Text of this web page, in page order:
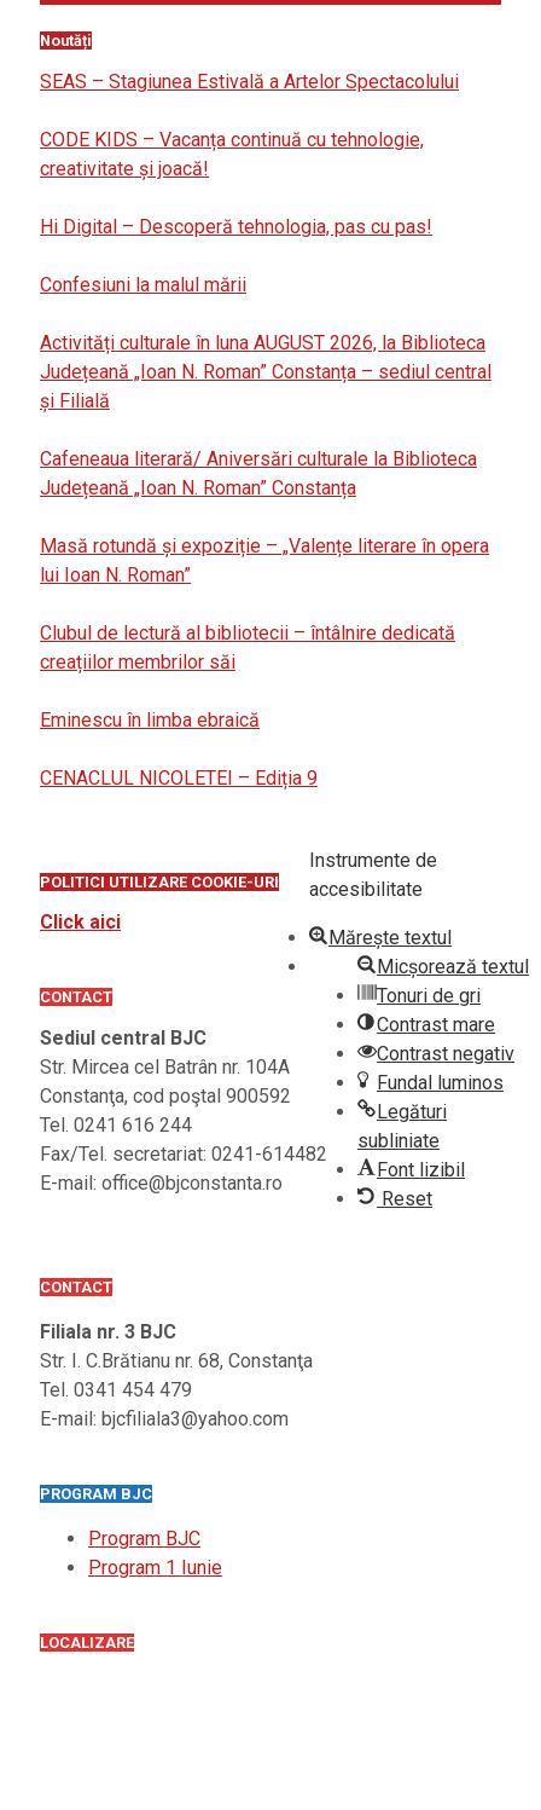
Noutăți
SEAS – Stagiunea Estivală a Artelor Spectacolului
CODE KIDS – Vacanța continuă cu tehnologie,
creativitate și joacă!
Hi Digital – Descoperă tehnologia, pas cu pas!
Confesiuni la malul mării
Activități culturale în luna AUGUST 2026, la Biblioteca
Județeană „Ioan N. Roman” Constanța – sediul central
și Filială
Cafeneaua literară/ Aniversări culturale la Biblioteca
Județeană „Ioan N. Roman” Constanța
Masă rotundă și expoziție – „Valențe literare în opera
lui Ioan N. Roman”
Clubul de lectură al bibliotecii – întâlnire dedicată
creațiilor membrilor săi
Eminescu în limba ebraică
CENACLUL NICOLETEI – Ediția 9
POLITICI UTILIZARE COOKIE-URI
Click aici
CONTACT
Sediul central BJC
Str. Mircea cel Batrân nr. 104A
Constanţa, cod poştal 900592
Tel. 0241 616 244
Fax/Tel. secretariat: 0241-614482
E-mail: office@bjconstanta.ro
CONTACT
Filiala nr. 3 BJC
Str. I. C.Brătianu nr. 68, Constanţa
Tel. 0341 454 479
E-mail: bjcfiliala3@yahoo.com
PROGRAM BJC
Program BJC
Program 1 Iunie
LOCALIZARE
Instrumente de
accesibilitate
Mărește textul
Micșorează textul
Tonuri de gri
Contrast mare
Contrast negativ
Fundal luminos
Legături
subliniate
Font lizibil
Reset